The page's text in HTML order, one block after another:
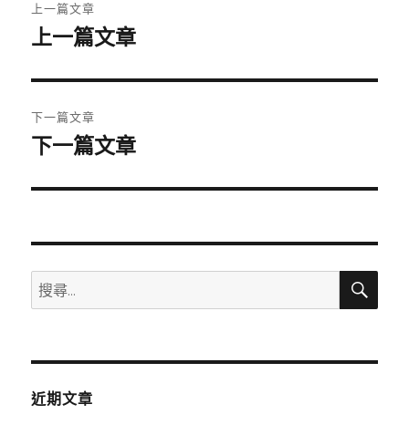
章
覽
上一篇文章
上
篇
文
章:
上一篇文章
下一篇文章
下
篇
章:
下一篇文章
搜
尋
鍵
搜
近期文章